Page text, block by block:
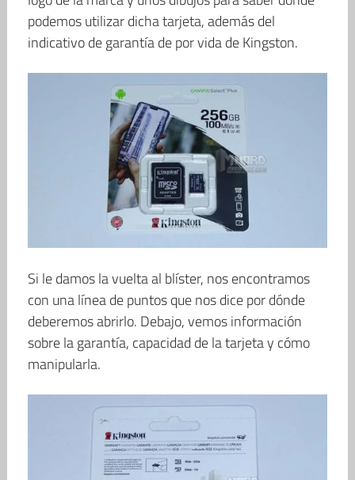
podemos utilizar dicha tarjeta, además del
indicativo de garantía de por vida de Kingston.
Si le damos la vuelta al blíster, nos encontramos
con una línea de puntos que nos dice por dónde
deberemos abrirlo. Debajo, vemos información
sobre la garantía, capacidad de la tarjeta y cómo
manipularla.